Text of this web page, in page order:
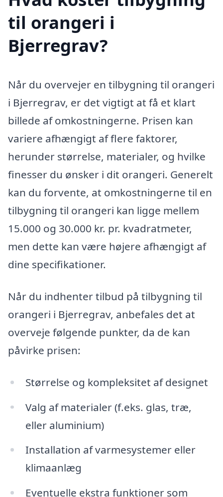
til orangeri i
Bjerregrav?
Når du overvejer en tilbygning til orangeri
i Bjerregrav, er det vigtigt at få et klart
billede af omkostningerne. Prisen kan
variere afhængigt af flere faktorer,
herunder størrelse, materialer, og hvilke
finesser du ønsker i dit orangeri. Generelt
kan du forvente, at omkostningerne til en
tilbygning til orangeri kan ligge mellem
15.000 og 30.000 kr. pr. kvadratmeter,
men dette kan være højere afhængigt af
dine specifikationer.
Når du indhenter tilbud på tilbygning til
orangeri i Bjerregrav, anbefales det at
overveje følgende punkter, da de kan
påvirke prisen:
Størrelse og kompleksitet af designet
Valg af materialer (f.eks. glas, træ,
eller aluminium)
Installation af varmesystemer eller
klimaanlæg
Eventuelle ekstra funktioner som